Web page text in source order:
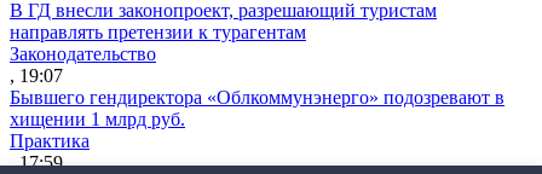
В ГД внесли законопроект, разрешающий туристам
направлять претензии к турагентам
Законодательство
, 19:07
Бывшего гендиректора «Облкоммунэнерго» подозревают в
хищении 1 млрд руб.
Практика
, 17:59